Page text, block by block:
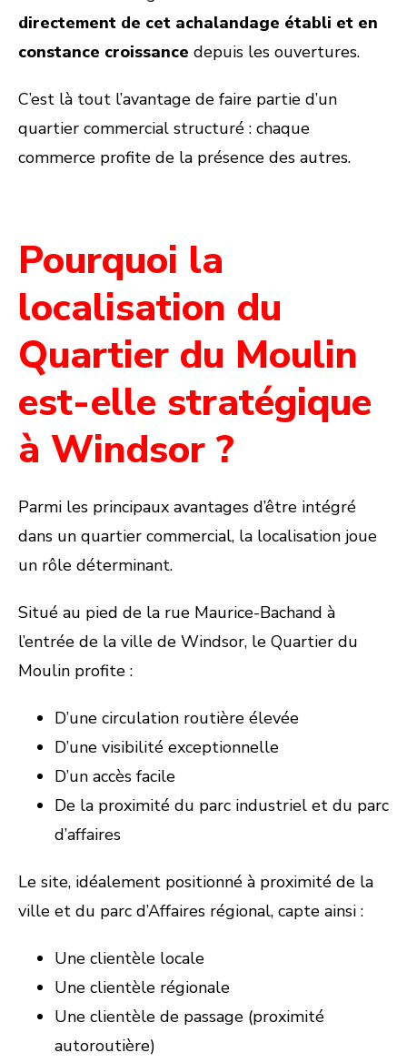
directement de cet achalandage établi et en
constance croissance depuis les ouvertures.
C’est là tout l’avantage de faire partie d’un
quartier commercial structuré : chaque
commerce profite de la présence des autres.
Pourquoi la
localisation du
Quartier du Moulin
est-elle stratégique
à Windsor ?
Parmi les principaux avantages d’être intégré
dans un quartier commercial, la localisation joue
un rôle déterminant.
Situé au pied de la rue Maurice-Bachand à
l’entrée de la ville de Windsor, le Quartier du
Moulin profite :
D’une circulation routière élevée
D’une visibilité exceptionnelle
D’un accès facile
De la proximité du parc industriel et du parc
d’affaires
Le site, idéalement positionné à proximité de la
ville et du parc d’Affaires régional, capte ainsi :
Une clientèle locale
Une clientèle régionale
Une clientèle de passage (proximité
autoroutière)